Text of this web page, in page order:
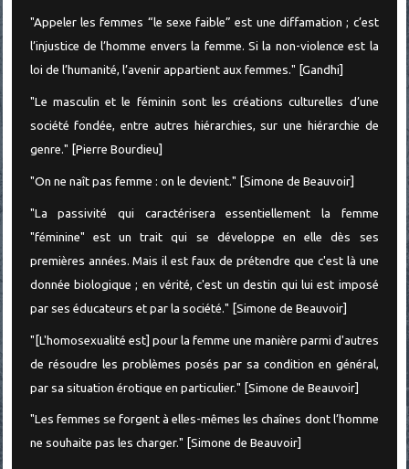
"Appeler les femmes “le sexe faible” est une diffamation ; c’est
l’injustice de l’homme envers la femme. Si la non-violence est la
loi de l’humanité, l’avenir appartient aux femmes." [Gandhi]
"Le masculin et le féminin sont les créations culturelles d’une
société fondée, entre autres hiérarchies, sur une hiérarchie de
genre." [Pierre Bourdieu]
"On ne naît pas femme : on le devient." [Simone de Beauvoir]
"La passivité qui caractérisera essentiellement la femme
"féminine" est un trait qui se développe en elle dès ses
premières années. Mais il est faux de prétendre que c'est là une
donnée biologique ; en vérité, c'est un destin qui lui est imposé
par ses éducateurs et par la société." [Simone de Beauvoir]
"[L'homosexualité est] pour la femme une manière parmi d'autres
de résoudre les problèmes posés par sa condition en général,
par sa situation érotique en particulier." [Simone de Beauvoir]
"Les femmes se forgent à elles-mêmes les chaînes dont l’homme
ne souhaite pas les charger." [Simone de Beauvoir]